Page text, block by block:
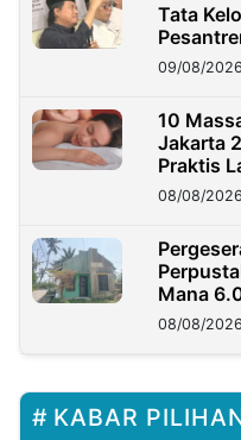
Tata
09/08/
10
Jakarta
Praktis
08/08/
Mana
Kini?
08/08/
KABAR